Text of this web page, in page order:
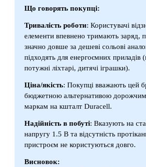
Що говорять покупці:
Тривалість роботи: Користувачі
елементи впевнено тримають заряд,
значно довше за дешеві сольові
підходять для енергоємних приладів
потужні ліхтарі, дитячі іграшки).
Ціна/якість: Покупці вважають цей
бюджетною альтернативою
маркам на кшталт Duracell.
Надійність в побуті: Вказують на
напругу 1.5 В та відсутність
пристроєм не користуються довго.
Висновок: